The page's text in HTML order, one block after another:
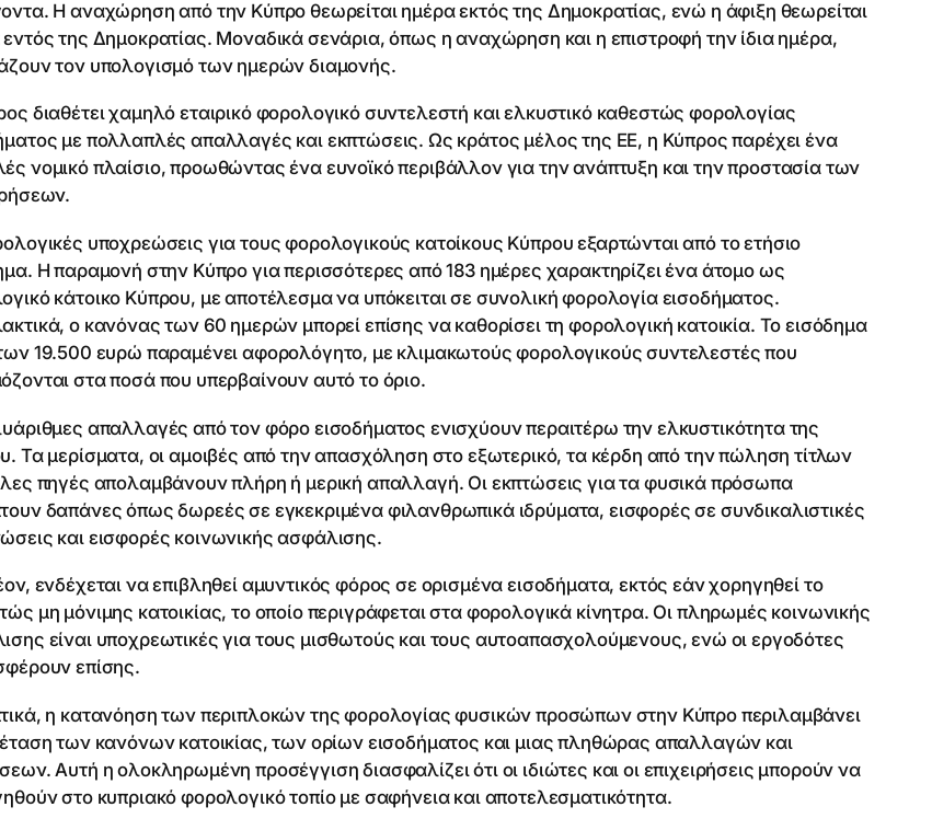
Η αναχώρηση από την Κύπρο θεωρείται ημέρα εκτός της Δημοκρατίας, ενώ η άφιξη θεωρείται
της Δημοκρατίας. Μοναδικά σενάρια, όπως η αναχώρηση και η επιστροφή την ίδια ημέρα,
τον υπολογισμό των ημερών διαμονής.
διαθέτει χαμηλό εταιρικό φορολογικό συντελεστή και ελκυστικό καθεστώς φορολογίας
με πολλαπλές απαλλαγές και εκπτώσεις. Ως κράτος μέλος της ΕΕ, η Κύπρος παρέχει ένα
νομικό πλαίσιο, προωθώντας ένα ευνοϊκό περιβάλλον για την ανάπτυξη και την προστασία των
υποχρεώσεις για τους φορολογικούς κατοίκους Κύπρου εξαρτώνται από το ετήσιο
Η παραμονή στην Κύπρο για περισσότερες από 183 ημέρες χαρακτηρίζει ένα άτομο ως
κάτοικο Κύπρου, με αποτέλεσμα να υπόκειται σε συνολική φορολογία εισοδήματος.
ο κανόνας των 60 ημερών μπορεί επίσης να καθορίσει τη φορολογική κατοικία. Το εισόδημα
19.500 ευρώ παραμένει αφορολόγητο, με κλιμακωτούς φορολογικούς συντελεστές που
στα ποσά που υπερβαίνουν αυτό το όριο.
απαλλαγές από τον φόρο εισοδήματος ενισχύουν περαιτέρω την ελκυστικότητα της
Τα μερίσματα, οι αμοιβές από την απασχόληση στο εξωτερικό, τα κέρδη από την πώληση τίτλων
πηγές απολαμβάνουν πλήρη ή μερική απαλλαγή. Οι εκπτώσεις για τα φυσικά πρόσωπα
δαπάνες όπως δωρεές σε εγκεκριμένα φιλανθρωπικά ιδρύματα, εισφορές σε συνδικαλιστικές
και εισφορές κοινωνικής ασφάλισης.
ενδέχεται να επιβληθεί αμυντικός φόρος σε ορισμένα εισοδήματα, εκτός εάν χορηγηθεί το
μη μόνιμης κατοικίας, το οποίο περιγράφεται στα φορολογικά κίνητρα. Οι πληρωμές κοινωνικής
είναι υποχρεωτικές για τους μισθωτούς και τους αυτοαπασχολούμενους, ενώ οι εργοδότες
επίσης.
η κατανόηση των περιπλοκών της φορολογίας φυσικών προσώπων στην Κύπρο περιλαμβάνει
των κανόνων κατοικίας, των ορίων εισοδήματος και μιας πληθώρας απαλλαγών και
Αυτή η ολοκληρωμένη προσέγγιση διασφαλίζει ότι οι ιδιώτες και οι επιχειρήσεις μπορούν να
στο κυπριακό φορολογικό τοπίο με σαφήνεια και αποτελεσματικότητα.